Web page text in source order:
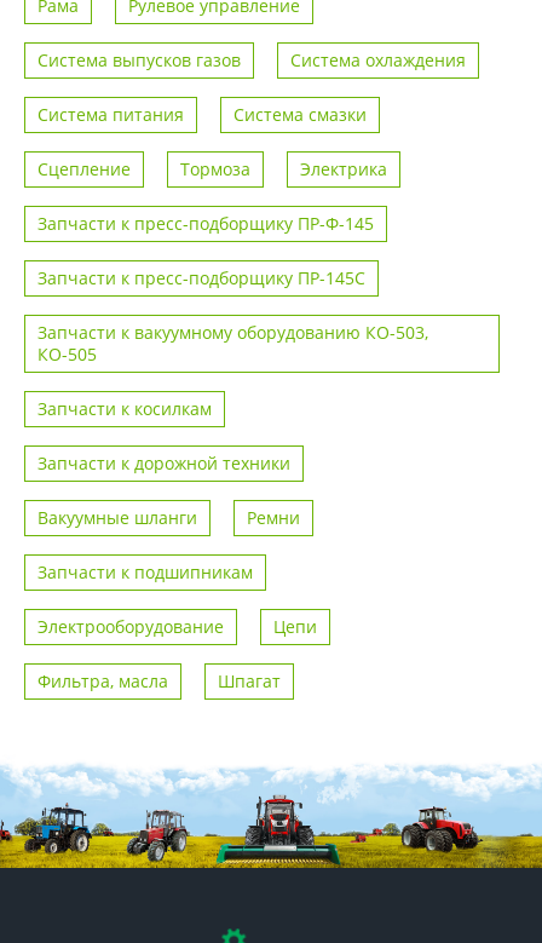
Рама Рулевое управление
Система выпусков газов Система охлаждения
Система питания Система смазки
Сцепление Тормоза Электрика
Запчасти к пресс-подборщику ПР-Ф-145
Запчасти к пресс-подборщику ПР-145С
Запчасти к вакуумному оборудованию КО-503,
КО-505
Запчасти к косилкам
Запчасти к дорожной техники
Вакуумные шланги Ремни
Запчасти к подшипникам
Электрооборудование Цепи
Фильтра, масла Шпагат